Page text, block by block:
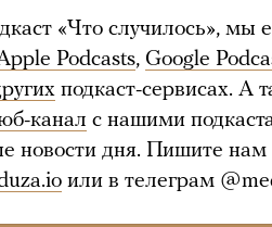
«Что случилось», мы
Podcasts, Google
подкаст-сервисах. А
канал с нашими
новости дня. Пишите нам
или в телеграм